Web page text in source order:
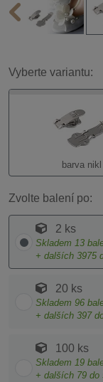
Vyberte variantu:
barva nikl
Zvolte balení po:
2 ks
Skladem 13
+ dalších 3975
20 ks
Skladem 96
+ dalších 397
100 ks
Skladem 19
+ dalších 79 do